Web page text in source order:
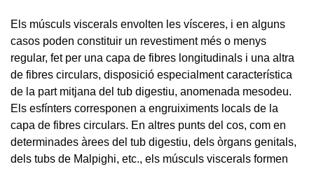
Els músculs viscerals envolten les vísceres, i en alguns
casos poden constituir un revestiment més o menys
regular, fet per una capa de fibres longitudinals i una altra
de fibres circulars, disposició especialment característica
de la part mitjana del tub digestiu, anomenada mesodeu.
Els esfínters corresponen a engruiximents locals de la
capa de fibres circulars. En altres punts del cos, com en
determinades àrees del tub digestiu, dels òrgans genitals,
dels tubs de Malpighi, etc., els músculs viscerals formen